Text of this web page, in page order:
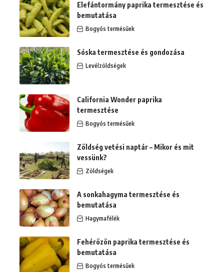
Elefántormány paprika termesztése és
bemutatása
Bogyós termésűek
Sóska termesztése és gondozása
Levélzöldségek
California Wonder paprika
termesztése
Bogyós termésűek
Zöldség vetési naptár – Mikor és mit
vessünk?
Zöldségek
A sonkahagyma termesztése és
bemutatása
Hagymafélék
Fehérözön paprika termesztése és
bemutatása
Bogyós termésűek